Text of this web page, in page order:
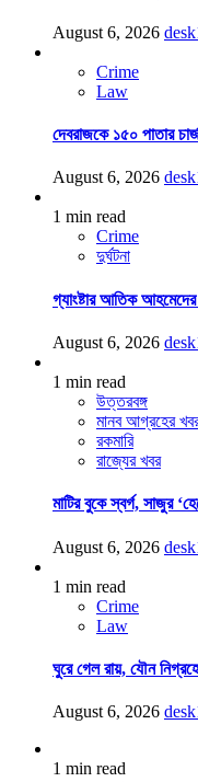
August 6, 2026
Crime
Law
দেবরাজকে ১৫০ পাতার
August 6, 2026
1 min read
Crime
দুর্ঘটনা
গ্যাংষ্টার আতিক
August 6, 2026
1 min read
উত্তরবঙ্গ
মানব আগ্রহের
রকমারি
রাজ্যের খবর
মাটির বুকে স্বর্গ, সাজুর
August 6, 2026
1 min read
Crime
Law
ঘুরে গেল রায়, যৌন
August 6, 2026
1 min read